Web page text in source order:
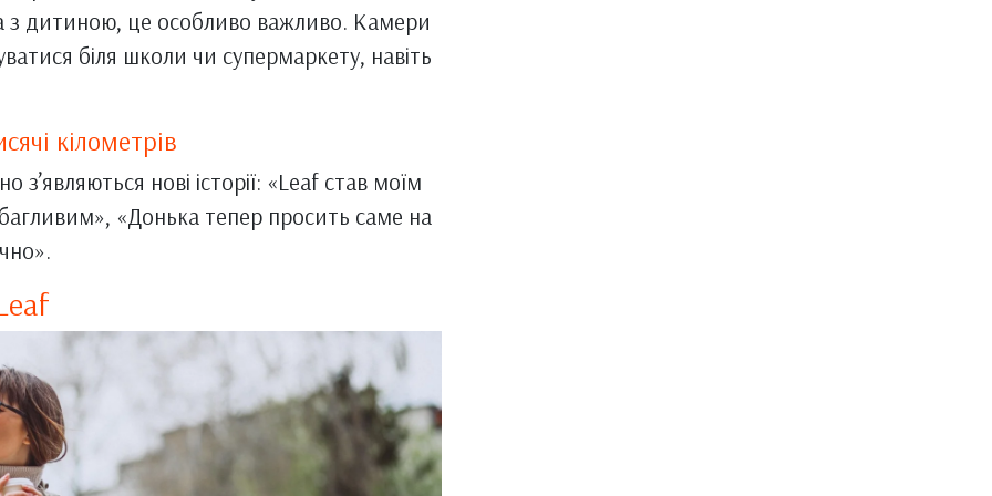
з дитиною, це особливо важливо. Камери
біля школи чи супермаркету, навіть
кілометрів
з’являються нові історії: «Leaf став моїм
«Донька тепер просить саме на